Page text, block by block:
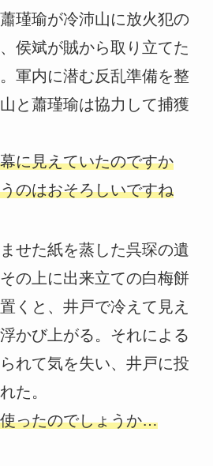
瑾瑜が冷沛山に放火犯の
侯斌が賊から取り立てた
軍内に潜む反乱準備を整
と蕭瑾瑜は協力して捕獲
に見えていたのですか
のはおそろしいですね
せた紙を蒸した呉琛の遺
の上に出来立ての白梅餅
くと、井戸で冷えて見え
かび上がる。それによる
れて気を失い、井戸に投
た。
ったのでしょうか…